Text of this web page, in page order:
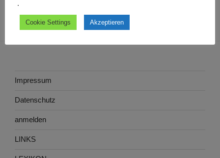
Impressum
Datenschutz
anmelden
LINKS
.
Cookie Settings Akzeptieren